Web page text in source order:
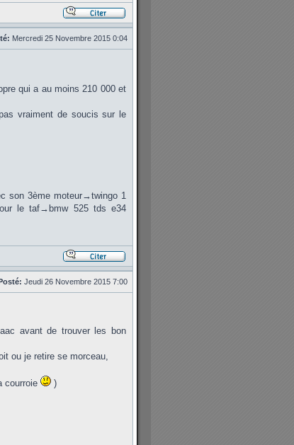
Mercredi 25 Novembre 2015 0:04
qui a au moins 210 000 et
vraiment de soucis sur le
son 3ème moteur→twingo 1
le taf→bmw 525 tds e34
Jeudi 26 Novembre 2015 7:00
avant de trouver les bon
ou je retire se morceau,
courroie
)